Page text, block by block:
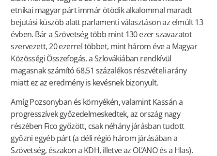
etnikai magyar párt immár ötödik alkalommal maradt
bejutási küszöb alatt parlamenti választáson az elmúlt 13
évben. Bár a Szövetség több mint 130 ezer szavazatot
szervezett, 20 ezerrel többet, mint három éve a Magyar
Közösségi Összefogás, a Szlovákiában rendkívül
magasnak számító 68,51 százalékos részvételi arány
miatt ez az eredmény is kevésnek bizonyult.
Amíg Pozsonyban és környékén, valamint Kassán a
progresszívek győzedelmeskedtek, az ország nagy
részében Fico győzött, csak néhány járásban tudott
győzni egyéb párt (a déli régió három járásában a
Szövetség, északon a KDH, illetve az OĽANO és a Hlas).